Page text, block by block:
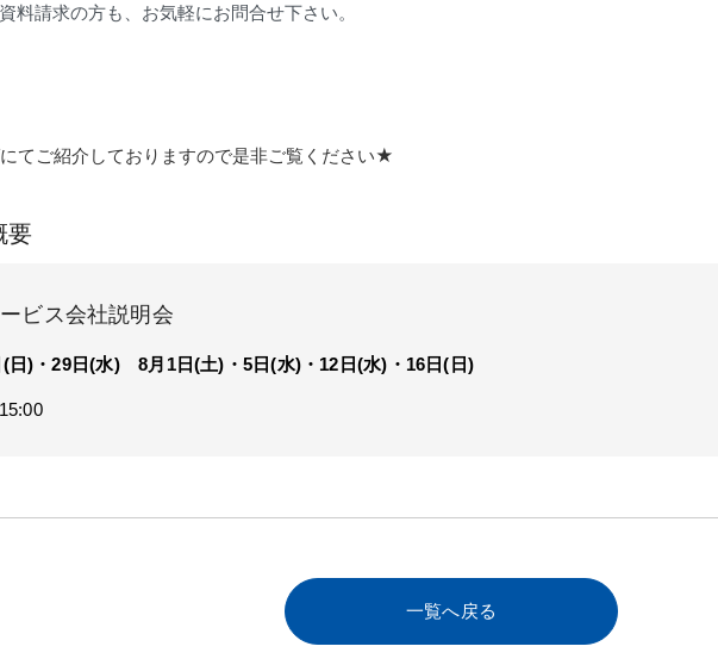
料請求の方も、お気軽にお問合せ下さい。
てご紹介しておりますので是非ご覧ください★
要
ビス会社説明会
(日)・29日(水) 8月1日(土)・5日(水)・12日(水)・16日(日)
一覧へ戻る